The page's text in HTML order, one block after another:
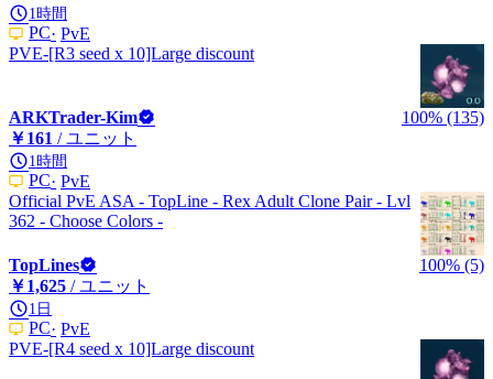
1時間
PC PvE
PVE-[R3 seed x 10]Large discount
ARKTrader-Kim
100% (135)
￥161 / ユニット
1時間
PC PvE
Official PvE ASA - TopLine - Rex Adult Clone Pair - Lvl
362 - Choose Colors -
TopLines
100% (5)
￥1,625 / ユニット
1日
PC PvE
PVE-[R4 seed x 10]Large discount